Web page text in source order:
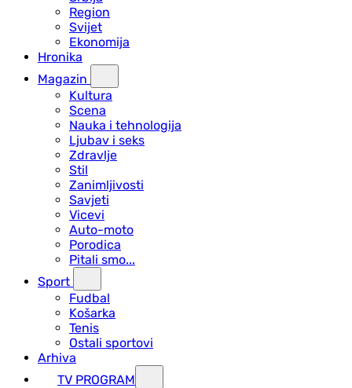
Region
Svijet
Ekonomija
Hronika
Magazin
Kultura
Scena
Nauka i tehnologija
Ljubav i seks
Zdravlje
Stil
Zanimljivosti
Savjeti
Vicevi
Auto-moto
Porodica
Pitali smo...
Sport
Fudbal
Košarka
Tenis
Ostali sportovi
Arhiva
TV PROGRAM